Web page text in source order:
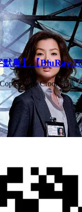
粤】【
& Papa Crook导演